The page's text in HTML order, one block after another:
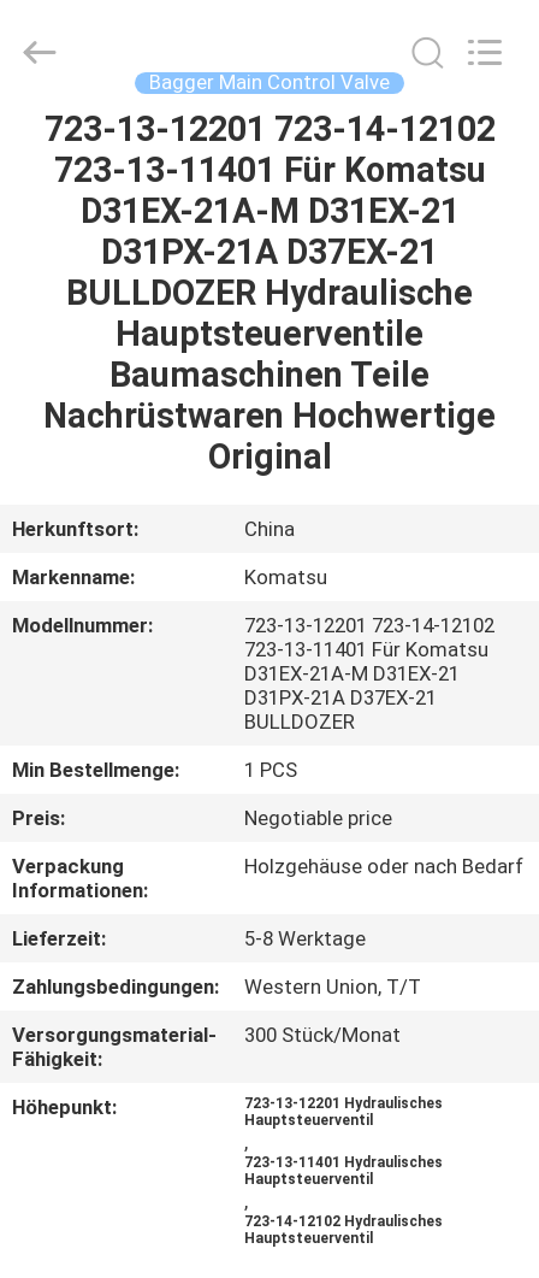
STARTSEITE
PRODUKTE
VIDEOS
SHOW
UNS
FABRIK
TOUR
QUALITÄTSKONTROLLE
KONTAKT
NACHRICHTEN
ALLE
FÄLLE
REFERENZEN
DATENSCHUTZ-
BESTIMMUNGEN
Machinery
Reserved.
Bagger Main Control Valve
723-13-12201 723-14-12102
723-13-11401 Für Komatsu
D31EX-21A-M D31EX-21
D31PX-21A D37EX-21
BULLDOZER Hydraulische
Hauptsteuerventile
Baumaschinen Teile
Nachrüstwaren Hochwertige
Original
Herkunftsort:
China
Markenname:
Komatsu
Modellnummer:
723-13-12201 723-14-12102
723-13-11401 Für Komatsu
D31EX-21A-M D31EX-21
D31PX-21A D37EX-21
BULLDOZER
Min Bestellmenge:
1 PCS
Preis:
Negotiable price
Verpackung
Informationen:
Holzgehäuse oder nach Bedarf
Lieferzeit:
5-8 Werktage
Zahlungsbedingungen:
Western Union, T/T
Versorgungsmaterial-
Fähigkeit:
300 Stück/Monat
Höhepunkt:
723-13-12201 Hydraulisches
Hauptsteuerventil
,
723-13-11401 Hydraulisches
Hauptsteuerventil
,
723-14-12102 Hydraulisches
Hauptsteuerventil